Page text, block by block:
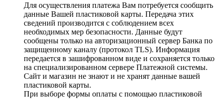
Для осуществления платежа Вам потребуется сообщить
данные Вашей пластиковой карты. Передача этих
сведений производится с соблюдением всех
необходимых мер безопасности. Данные будут
сообщены только на авторизационный сервер Банка по
защищенному каналу (протокол TLS). Информация
передается в зашифрованном виде и сохраняется только
на специализированном сервере Платежной системы.
Сайт и магазин не знают и не хранят данные вашей
пластиковой карты.
При выборе формы оплаты с помощью пластиковой